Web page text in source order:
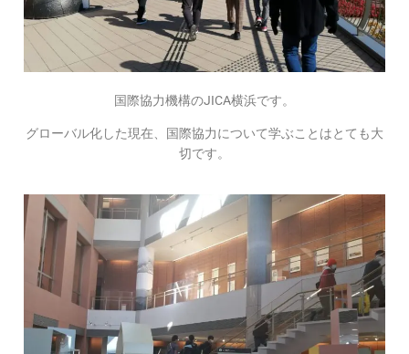
国際協力機構のJICA横浜です。
グローバル化した現在、国際協力について学ぶことはとても大
切です。